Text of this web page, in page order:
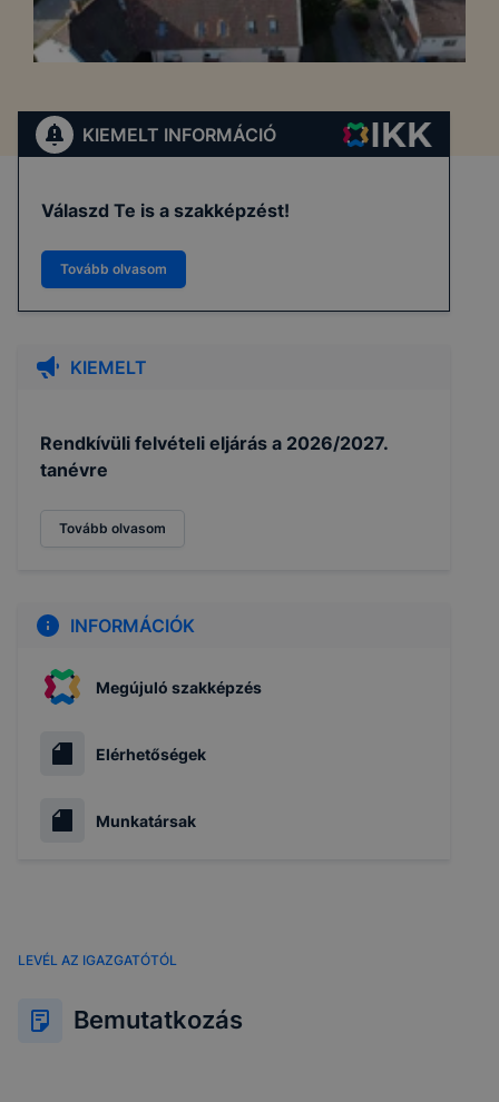
KIEMELT INFORMÁCIÓ
Válaszd Te is a szakképzést!
Tovább olvasom
KIEMELT
Rendkívüli felvételi eljárás a 2026/2027.
tanévre
Tovább olvasom
INFORMÁCIÓK
Megújuló szakképzés
Elérhetőségek
Munkatársak
LEVÉL AZ IGAZGATÓTÓL
Bemutatkozás